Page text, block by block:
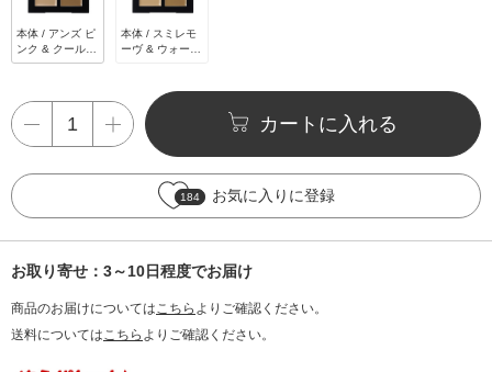
本体 / アンズ ピ
ンク & クール
ベージュ / 1.5g
本体 / スミレモ
ーヴ & ウォーム
カートに入れる
184 お気に入りに登録
お取り寄せ：3～10日程度でお届け
商品のお届けについてはこちら よりご確認ください。
送料についてはこちら よりご確認ください。